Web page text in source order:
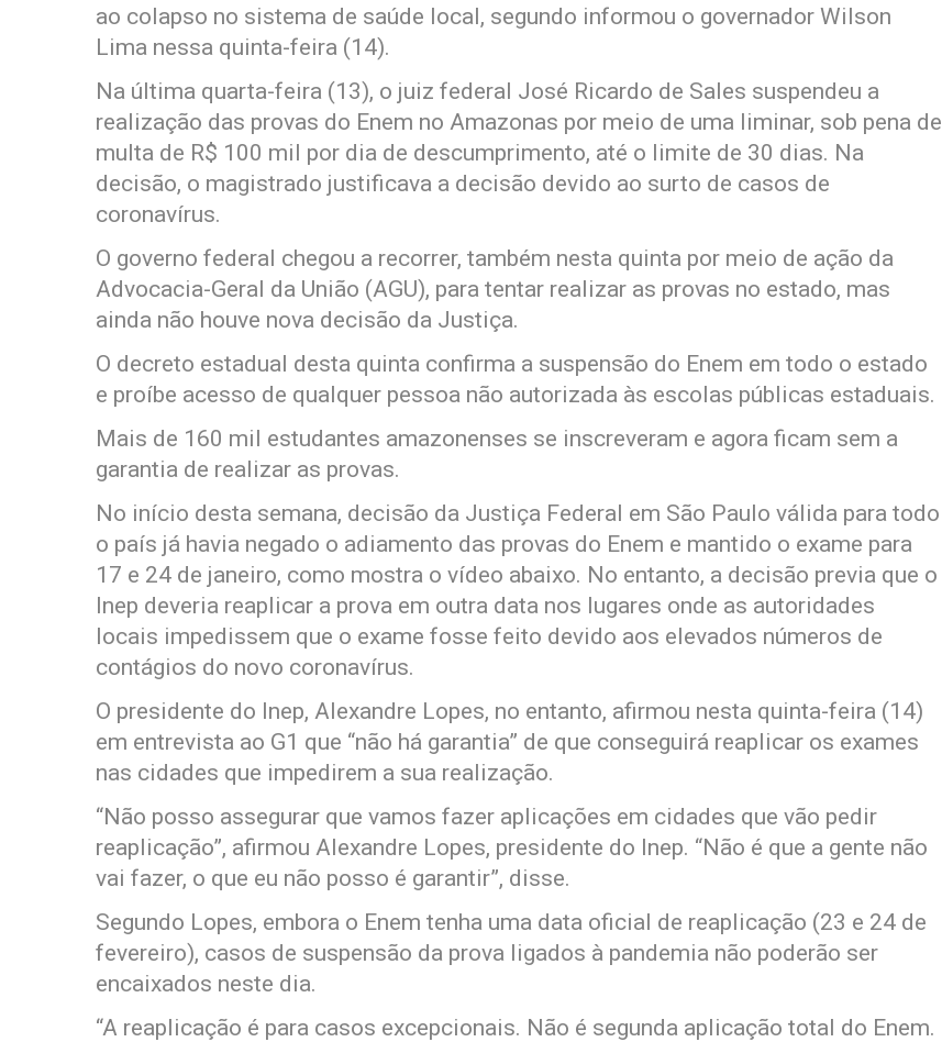
ao colapso no sistema de saúde local, segundo informou o governador Wilson
Lima nessa quinta-feira (14).
Na última quarta-feira (13), o juiz federal José Ricardo de Sales suspendeu a
realização das provas do Enem no Amazonas por meio de uma liminar, sob pena de
multa de R$ 100 mil por dia de descumprimento, até o limite de 30 dias. Na
decisão, o magistrado justificava a decisão devido ao surto de casos de
coronavírus.
O governo federal chegou a recorrer, também nesta quinta por meio de ação da
Advocacia-Geral da União (AGU), para tentar realizar as provas no estado, mas
ainda não houve nova decisão da Justiça.
O decreto estadual desta quinta confirma a suspensão do Enem em todo o estado
e proíbe acesso de qualquer pessoa não autorizada às escolas públicas estaduais.
Mais de 160 mil estudantes amazonenses se inscreveram e agora ficam sem a
garantia de realizar as provas.
No início desta semana, decisão da Justiça Federal em São Paulo válida para todo
o país já havia negado o adiamento das provas do Enem e mantido o exame para
17 e 24 de janeiro, como mostra o vídeo abaixo. No entanto, a decisão previa que o
Inep deveria reaplicar a prova em outra data nos lugares onde as autoridades
locais impedissem que o exame fosse feito devido aos elevados números de
contágios do novo coronavírus.
O presidente do Inep, Alexandre Lopes, no entanto, afirmou nesta quinta-feira (14)
em entrevista ao G1 que “não há garantia” de que conseguirá reaplicar os exames
nas cidades que impedirem a sua realização.
“Não posso assegurar que vamos fazer aplicações em cidades que vão pedir
reaplicação”, afirmou Alexandre Lopes, presidente do Inep. “Não é que a gente não
vai fazer, o que eu não posso é garantir”, disse.
Segundo Lopes, embora o Enem tenha uma data oficial de reaplicação (23 e 24 de
fevereiro), casos de suspensão da prova ligados à pandemia não poderão ser
encaixados neste dia.
“A reaplicação é para casos excepcionais. Não é segunda aplicação total do Enem.